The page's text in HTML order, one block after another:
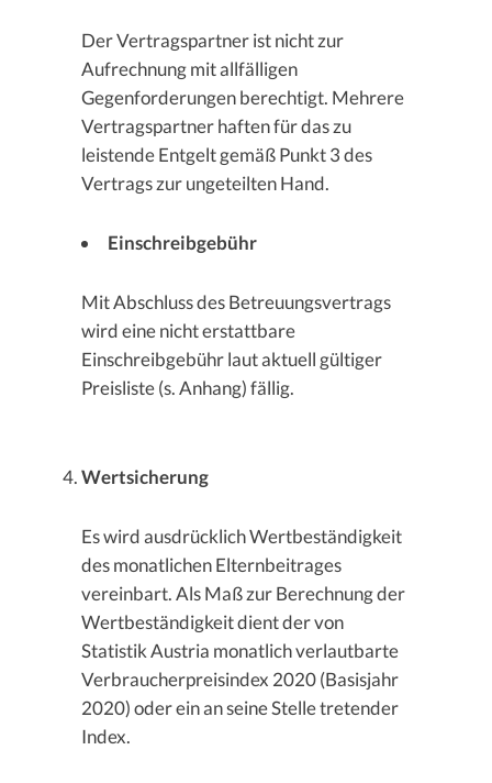
Der Vertragspartner ist nicht zur
Aufrechnung mit allfälligen
Gegenforderungen berechtigt. Mehrere
Vertragspartner haften für das zu
leistende Entgelt gemäß Punkt 3 des
Vertrags zur ungeteilten Hand.
Einschreibgebühr
Mit Abschluss des Betreuungsvertrags
wird eine nicht erstattbare
Einschreibgebühr laut aktuell gültiger
Preisliste (s. Anhang) fällig.
Wertsicherung
Es wird ausdrücklich Wertbeständigkeit
des monatlichen Elternbeitrages
vereinbart. Als Maß zur Berechnung der
Wertbeständigkeit dient der von
Statistik Austria monatlich verlautbarte
Verbraucherpreisindex 2020 (Basisjahr
2020) oder ein an seine Stelle tretender
Index.